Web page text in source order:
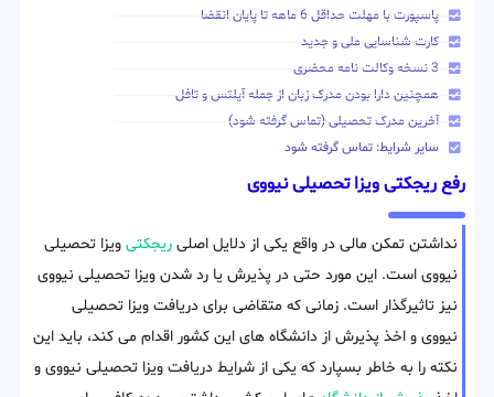
پاسپورت با مهلت حداقل 6 ماهه تا پایان انقضا
کارت شناسایی ملی و جدید
3 نسخه وکالت نامه محضری
همچنین دارا بودن مدرک زبان از جمله آیلتس و تافل
آخرین مدرک تحصیلی (تماس گرفته شود)
سایر شرایط: تماس گرفته شود
رفع ریجکتی ویزا تحصیلی نیووی
نداشتن تمکن مالی در واقع یکی از دلایل اصلی ریجکتی ویزا تحصیلی
نیووی است. این مورد حتی در پذیرش یا رد شدن ویزا تحصیلی نیووی
نیز تاثیرگذار است. زمانی که متقاضی برای دریافت ویزا تحصیلی
نیووی و اخذ پذیرش از دانشگاه های این کشور اقدام می کند، باید این
نکته را به خاطر بسپارد که یکی از شرایط دریافت ویزا تحصیلی نیووی و